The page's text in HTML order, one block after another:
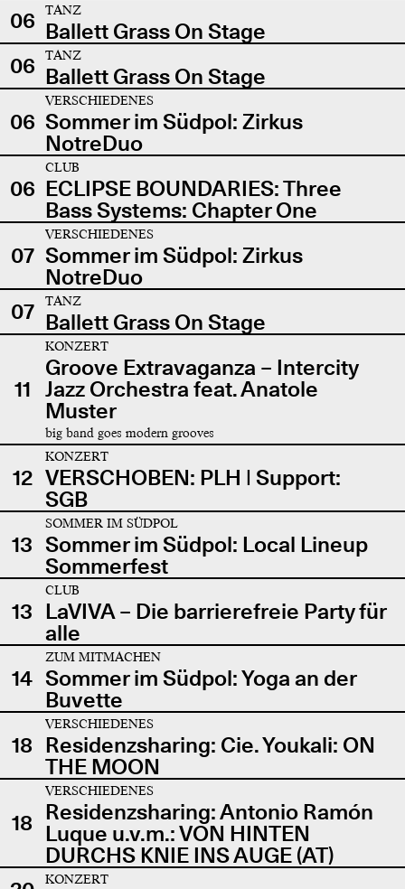
06
TANZ
Ballett Grass On Stage
06
TANZ
Ballett Grass On Stage
06
VERSCHIEDENES
Sommer im Südpol: Zirkus
NotreDuo
06
CLUB
ECLIPSE BOUNDARIES: Three
Bass Systems: Chapter One
07
VERSCHIEDENES
Sommer im Südpol: Zirkus
NotreDuo
07
TANZ
Ballett Grass On Stage
11
KONZERT
Groove Extravaganza – Intercity
Jazz Orchestra feat. Anatole
Muster
big band goes modern grooves
12
KONZERT
VERSCHOBEN: PLH | Support:
SGB
13
SOMMER IM SÜDPOL
Sommer im Südpol: Local Lineup
Sommerfest
13
CLUB
LaVIVA – Die barrierefreie Party für
alle
14
ZUM MITMACHEN
Sommer im Südpol: Yoga an der
Buvette
18
VERSCHIEDENES
Residenzsharing: Cie. Youkali: ON
THE MOON
18
VERSCHIEDENES
Residenzsharing: Antonio Ramón
Luque u.v.m.: VON HINTEN
DURCHS KNIE INS AUGE (AT)
KONZERT